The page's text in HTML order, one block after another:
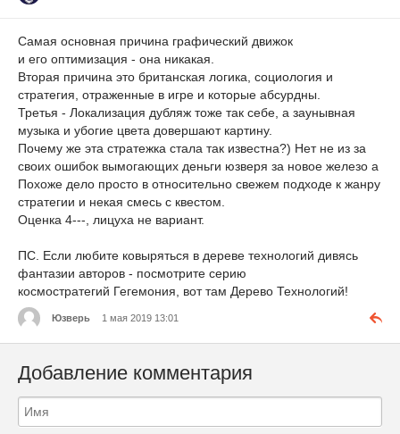
Самая основная причина графический движок
и его оптимизация - она никакая.
Вторая причина это британская логика, социология и
стратегия, отраженные в игре и которые абсурдны.
Третья - Локализация дубляж тоже так себе, а заунывная
музыка и убогие цвета довершают картину.
Почему же эта стратежка стала так известна?) Нет не из за
своих ошибок вымогающих деньги юзверя за новое железо а
Похоже дело просто в относительно свежем подходе к жанру
стратегии и некая смесь с квестом.
Оценка 4---, лицуха не вариант.
ПС. Если любите ковыряться в дереве технологий дивясь
фантазии авторов - посмотрите серию
космостратегий Гегемония, вот там Дерево Технологий!
Юзверь 1 мая 2019 13:01
Добавление комментария